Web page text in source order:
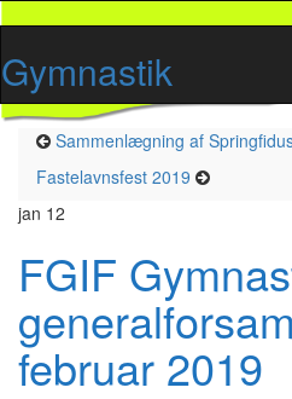
Gymnastik
Sammenlægning af
Fastelavnsfest 2019
jan 12
FGIF
februar 2019